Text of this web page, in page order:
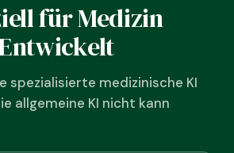
für Medizin
spezialisierte medizinische KI
allgemeine KI nicht kann